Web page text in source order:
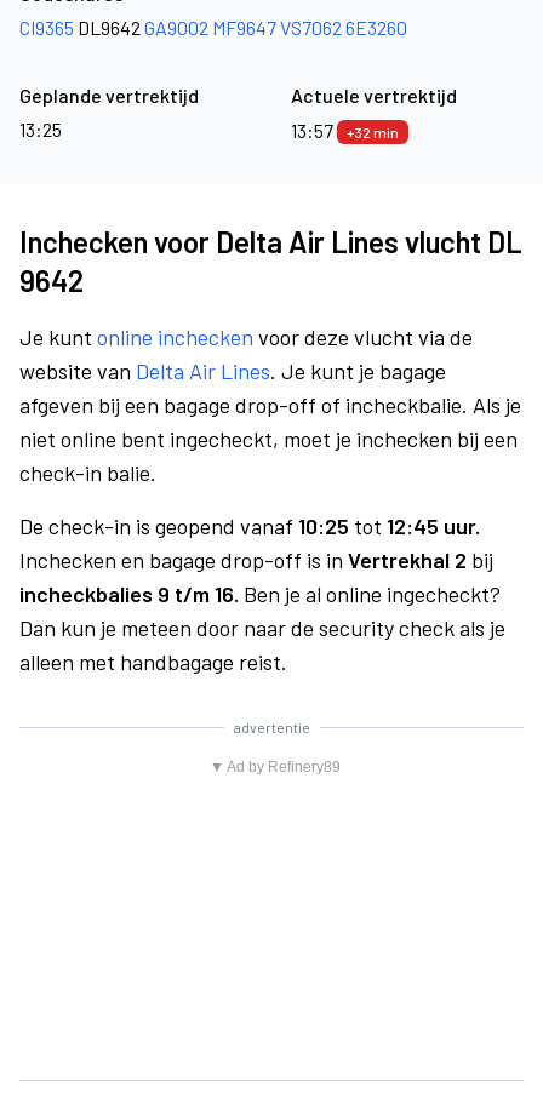
CI9365 DL9642 GA9002 MF9647VS7062 6E3260
Geplande vertrektijd
13:25
Actuele vertrektijd
13:57
+32 min
Inchecken voor Delta Air Lines vlucht DL
9642
Je kunt online inchecken voor deze vlucht via de
website van Delta Air Lines. Je kunt je bagage
afgeven bij een bagage drop-off of incheckbalie. Als je
niet online bent ingecheckt, moet je inchecken bij een
check-in balie.
De check-in is geopend vanaf 10:25 tot 12:45 uur.
Inchecken en bagage drop-off is in Vertrekhal 2 bij
incheckbalies 9 t/m 16. Ben je al online ingecheckt?
Dan kun je meteen door naar de security check als je
alleen met handbagage reist.
advertentie
▼ Ad by Refinery89